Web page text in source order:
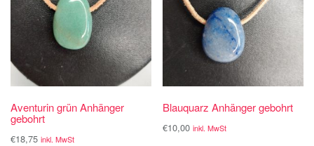
Aventurin grün Anhänger
gebohrt
€18,75 inkl. MwSt
Blauquarz Anhänger gebohrt
€10,00 inkl. MwSt